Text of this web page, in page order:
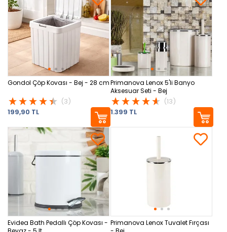
Gondol Çöp Kovası - Bej - 28 cm
(3)
199,90 TL
Primanova Lenox 5'li Banyo
Aksesuar Seti - Bej
(13)
1.399 TL
Evidea Bath Pedallı Çöp Kovası - Primanova Lenox Tuvalet Fırçası